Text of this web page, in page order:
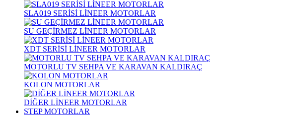
SLA019 SERİSİ LİNEER MOTORLAR
SU GEÇİRMEZ LİNEER MOTORLAR
XDT SERİSİ LİNEER MOTORLAR
MOTORLU TV SEHPA VE KARAVAN KALDIRAÇ
KOLON MOTORLAR
DİĞER LİNEER MOTORLAR
STEP MOTORLAR